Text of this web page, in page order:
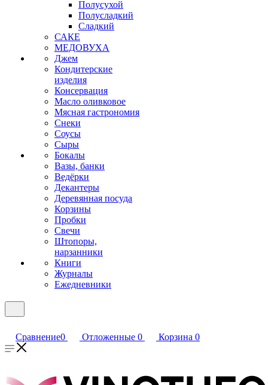
Полусухой
Полусладкий
Сладкий
САКЕ
МЕДОВУХА
Джем
Кондитерские
изделия
Консервация
Масло оливковое
Мясная гастрономия
Снеки
Соусы
Сыры
Бокалы
Вазы, банки
Ведёрки
Декантеры
Деревянная посуда
Корзины
Пробки
Свечи
Штопоры,
нарзанники
Книги
Журналы
Ежедневники
Сравнение0 Отложенные 0 Корзина 0